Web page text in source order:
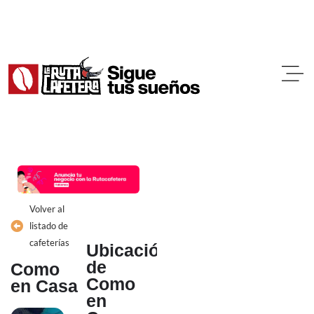
Volver al
listado de
cafeterías
Como
en Casa
Ubicación
de
Como
en